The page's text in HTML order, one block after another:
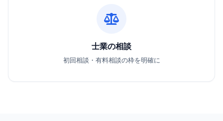
士業の相談
初回相談・有料相談の枠を明確に